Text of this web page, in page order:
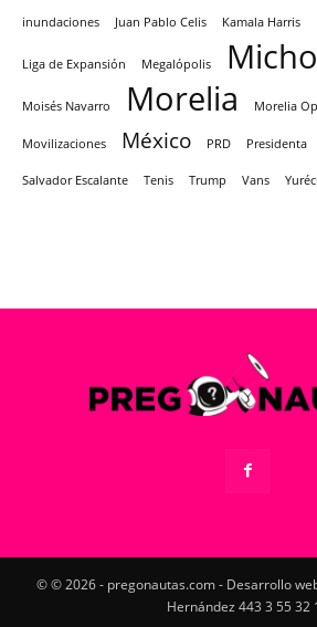
inundaciones Juan Pablo Celis Kamala Harris
Liga de Expansión Megalópolis
Moisés Navarro Morelia Morelia
Movilizaciones México PRD Presidenta
Salvador Escalante Tenis Trump Vans
© © 2026 - pregonautas.com - Desarrollo
Hernández 443 3 55 32